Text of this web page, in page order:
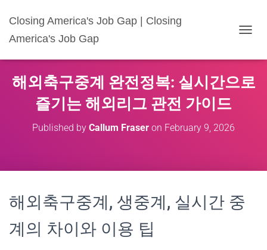
Closing America's Job Gap | Closing
America's Job Gap
G
L
해외축구중계 완전정복: 실시간으로
즐기는 해외리그 관전 가이드
Published by Callum Fraser on February 9, 2026
해외축구중계, 생중계, 실시간 중
계의 차이와 이용 팁